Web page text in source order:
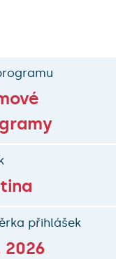
přihlášek
2026